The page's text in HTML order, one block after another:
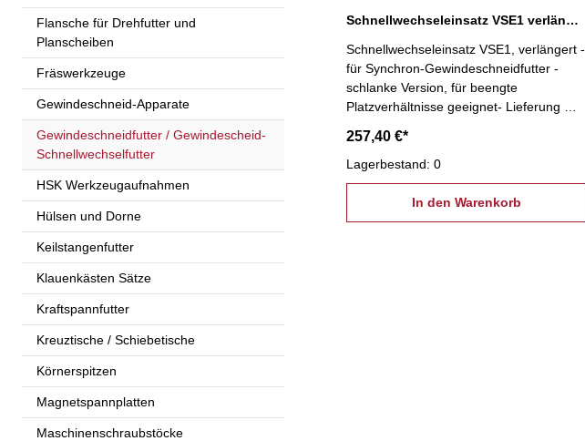
Flansche für Drehfutter und
Planscheiben
Fräswerkzeuge
Gewindeschneid-Apparate
Gewindeschneidfutter / Gewindescheid-
Schnellwechselfutter
HSK Werkzeugaufnahmen
Hülsen und Dorne
Keilstangenfutter
Klauenkästen Sätze
Kraftspannfutter
Kreuztische / Schiebetische
Körnerspitzen
Magnetspannplatten
Maschinenschraubstöcke
Schnellwechseleinsatz VSE1 verlängert, M3 - M12
Schnellwechseleinsatz VSE1, verlängert -
für Synchron-Gewindeschneidfutter -
schlanke Version, für beengte
Platzverhältnisse geeignet- Lieferung mit
16- D2: 20 mm, Bereich M3 - M12
257,40 €*
Lagerbestand: 0
In den Warenkorb